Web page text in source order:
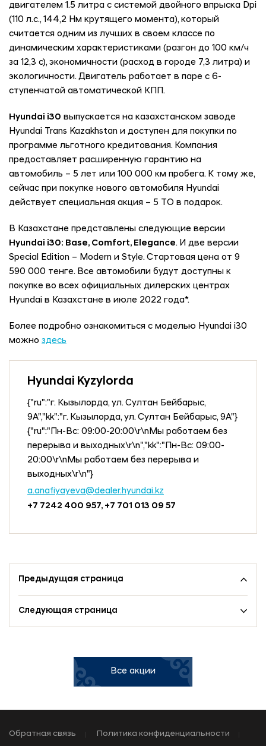
двигателем 1.5 литра с системой двойного впрыска Dpi
(110 л.с., 144,2 Нм крутящего момента), который
считается одним из лучших в своем классе по
динамическим характеристиками (разгон до 100 км/ч
за 12,3 с), экономичности (расход в городе 7,3 литра) и
экологичности. Двигатель работает в паре с 6-
ступенчатой автоматической КПП.
Hyundai i30 выпускается на казахстанском заводе
Hyundai Trans Kazakhstan и доступен для покупки по
программе льготного кредитования. Компания
предоставляет расширенную гарантию на
автомобиль – 5 лет или 100 000 км пробега. К тому же,
сейчас при покупке нового автомобиля Hyundai
действует специальная акция – 5 ТО в подарок.
В Казахстане представлены следующие версии
Hyundai i30: Base, Comfort, Elegance. И две версии
Special Edition – Modern и Style. Стартовая цена от 9
590 000 тенге. Все автомобили будут доступны к
покупке во всех официальных дилерских центрах
Hyundai в Казахстане в июле 2022 года*.
Более подробно ознакомиться с моделью Hyundai i30
можно здесь
Hyundai Kyzylorda
{"ru":"г. Кызылорда, ул. Султан Бейбарыс,
9А","kk":"г. Кызылорда, ул. Султан Бейбарыс, 9А"}
{"ru":"Пн-Вс: 09:00-20:00\r\nМы работаем без
перерыва и выходных\r\n","kk":"Пн-Вс: 09:00-
20:00\r\nМы работаем без перерыва и
выходных\r\n"}
a.anafiyayeva@dealer.hyundai.kz
+7 7242 400 957, +7 701 013 09 57
Предыдущая страница
Следующая страница
Все акции
Обратная связь Политика конфиденциальности